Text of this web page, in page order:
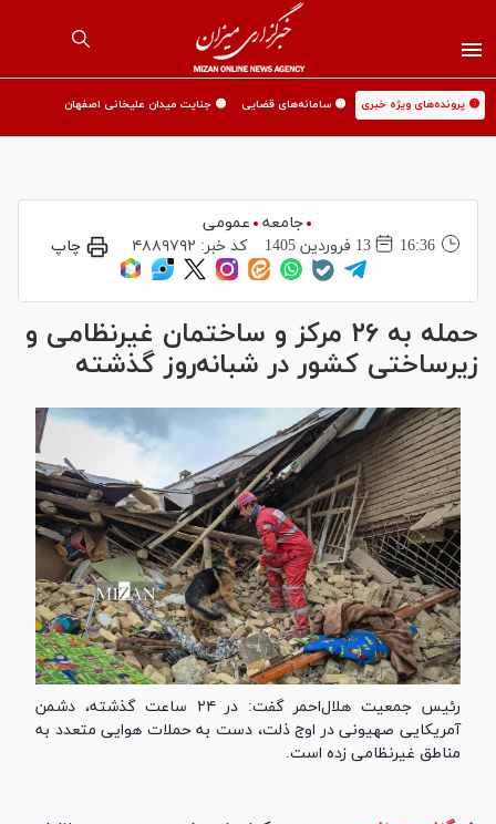
🟡 پرونده‌های ویژه خبری 🟡 سامانه‌های قضایی 🟡 جنایت میدان علیخانی اصفهان
جامعه
عمومی
16:36
13 فروردين 1405 کد خبر: ۴۸۸۹۷۹۲ چاپ
حمله به ۲۶ مرکز و ساختمان غیرنظامی و
زیرساختی کشور در شبانه‌روز گذشته
رئیس جمعیت هلال‌احمر گفت: در ٢۴ ساعت گذشته، دشمن
آمریکایی صهیونی در اوج ذلت، دست به حملات هوایی متعدد به
مناطق غیرنظامی زده است.